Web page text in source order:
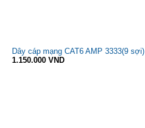
Dây cáp mạng CAT6 AMP 3333(9 sợi)
1.150.000 VND